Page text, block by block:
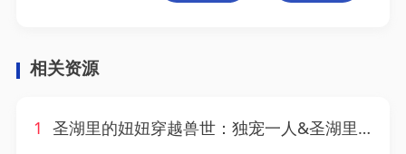
相关资源
1 圣湖里的妞妞穿越兽世：独宠一人&圣湖里的妞妞穿越兽世独宠一人（112集）AI短剧